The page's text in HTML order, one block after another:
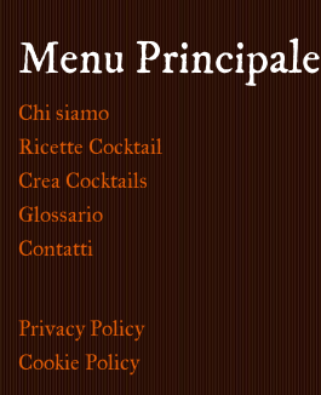
Menu Principale
Chi siamo
Ricette Cocktail
Crea Cocktails
Glossario
Contatti
Privacy Policy
Cookie Policy